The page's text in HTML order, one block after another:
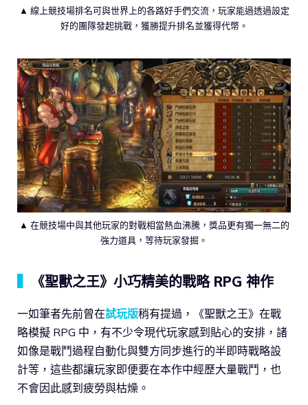
▲ 線上競技場排名可與世界上的各路好手們交流，玩家能過透過設定
好的團隊發起挑戰，獲勝提升排名並獲得代幣。
▲ 在競技場中與其他玩家的對戰相當熱血沸騰，獎品更有獨一無二的
強力道具，等待玩家發掘。
《聖獸之王》小巧精美的戰略 RPG 神作
一如筆者先前曾在試玩版稍有提過，《聖獸之王》在戰
略模擬 RPG 中，有不少令現代玩家感到貼心的安排，諸
如像是戰鬥過程自動化與雙方同步進行的半即時戰略設
計等，這些都讓玩家即便要在本作中經歷大量戰鬥，也
不會因此感到疲勞與枯燥。